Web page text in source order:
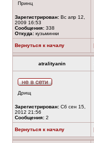
Принц
Зарегистрирован: Вс апр 12,
2009 16:53
Сообщения: 338
Откуда: кузьминки
Вернуться к началу
atralityanin
Дрищ
Зарегистрирован: Сб сен 15,
2012 21:56
Сообщения: 2
Вернуться к началу